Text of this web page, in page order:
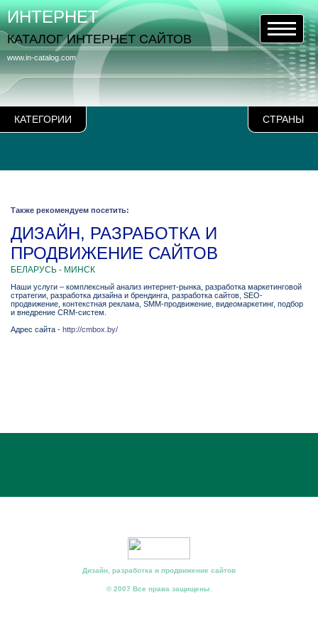
КАТЕГОРИИ СТРАНЫ
www.in-catalog.com
ИНТЕРНЕТ
КАТАЛОГ ИНТЕРНЕТ САЙТОВ
Также рекомендуем посетить:
ДИЗАЙН, РАЗРАБОТКА И
ПРОДВИЖЕНИЕ САЙТОВ
БЕЛАРУСЬ - МИНСК
Наши услуги – комплексный анализ интернет-рынка, разработка маркетинговой
стратегии, разработка дизайна и брендинга, разработка сайтов, SEO-
продвижение, контекстная реклама, SMM-продвижение, видеомаркетинг, подбор
и внедрение CRM-систем.
Адрес сайта - http://cmbox.by/
Дизайн, разработка и продвижение сайтов
© 2007 Все права защищены.